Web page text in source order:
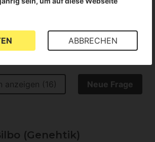
anzeigen (16) Neue Frage
(Genehtik)
ABBRECHEN